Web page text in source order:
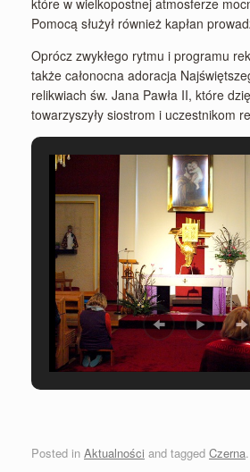
Pomocą służył również kapłan
Oprócz zwykłego rytmu i programu
także całonocna adoracja
relikwiach św. Jana Pawła II, które
towarzyszyły siostrom i uczestnikom
Posted in Aktualności and tagged Czerna.